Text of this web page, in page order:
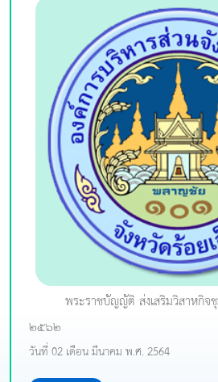
พระราชบัญญัติ ส่งเสริมวิสาหกิ
๒๕๖๒
วันที่ 02 เดือน มีนาคม พ.ศ. 2564